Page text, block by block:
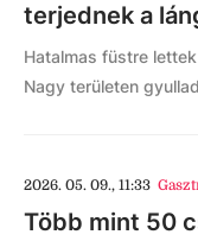
terjednek a
Hatalmas füstre
Nagy területen
2026. 05. 09., 11:33
Több mint 50